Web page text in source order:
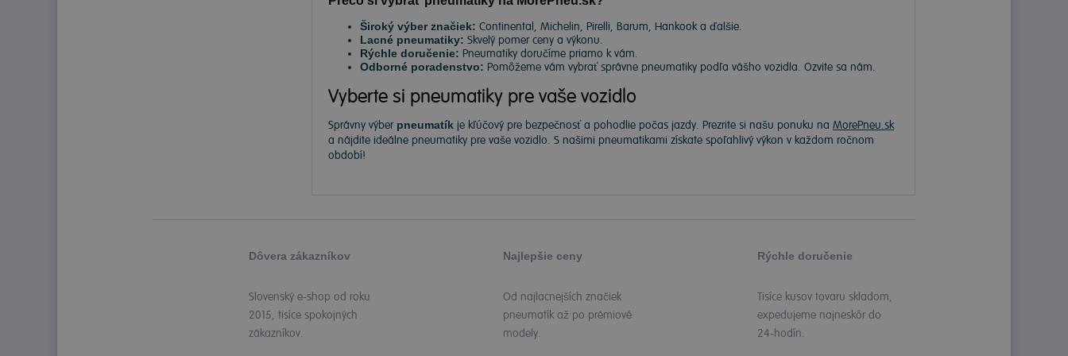
Široký výber značiek: Continental, Michelin, Pirelli, Barum, Hankook a ďalšie.
Lacné pneumatiky: Skvelý pomer ceny a výkonu.
Rýchle doručenie: Pneumatiky doručíme priamo k vám.
Odborné poradenstvo: Pomôžeme vám vybrať správne pneumatiky podľa vášho vozidla. Ozvite sa nám.
Vyberte si pneumatiky pre vaše vozidlo
Správny výber pneumatík je kľúčový pre bezpečnosť a pohodlie počas jazdy. Prezrite si našu ponuku na MorePneu.sk
a nájdite ideálne pneumatiky pre vaše vozidlo. S našimi pneumatikami získate spoľahlivý výkon v každom ročnom
období!
Dôvera zákazníkov
Slovenský e-shop od roku
2015, tisíce spokojných
zákazníkov.
Najlepšie ceny
Od najlacnejších značiek
pneumatík až po prémiové
modely.
Rýchle doručenie
Tisíce kusov tovaru skladom,
expedujeme najneskôr do
24-hodín.